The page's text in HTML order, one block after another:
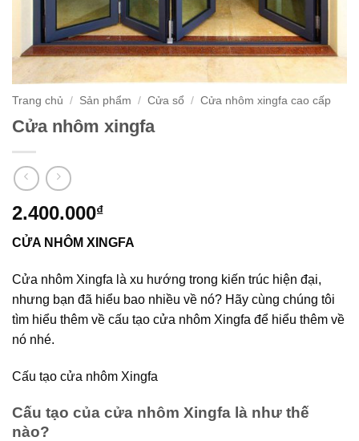
Trang chủ / Sản phẩm / Cửa sổ / Cửa nhôm xingfa cao cấp
Cửa nhôm xingfa
2.400.000₫
CỬA NHÔM XINGFA
Cửa nhôm Xingfa là xu hướng trong kiến trúc hiện đại,
nhưng bạn đã hiểu bao nhiều về nó? Hãy cùng chúng tôi
tìm hiểu thêm về cấu tạo cửa nhôm Xingfa để hiểu thêm về
nó nhé.
Cấu tạo cửa nhôm Xingfa
Cấu tạo của cửa nhôm Xingfa là như thế
nào?